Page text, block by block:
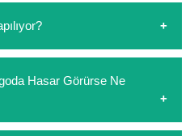
sonra havale/eft veya sipariş
siparişlerinizde
Lira altında kalan
sepetinize eklenecektir.
Hasar Görürse Ne